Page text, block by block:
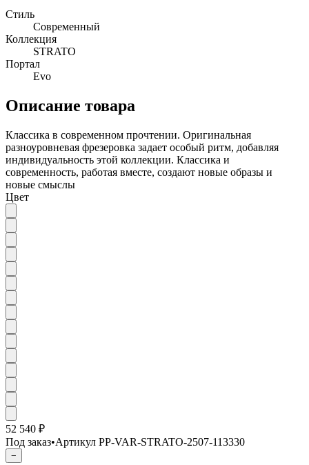
Стиль
Современный
Коллекция
STRATO
Портал
Evo
Описание товара
Классика в современном прочтении. Оригинальная
разноуровневая фрезеровка задает особый ритм, добавляя
индивидуальность этой коллекции. Классика и
современность, работая вместе, создают новые образы и
новые смыслы
Цвет
52 540 ₽
Под заказ•Артикул PP-VAR-STRATO-2507-113330
−